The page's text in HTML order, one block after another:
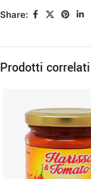
Share:
Prodotti correlati